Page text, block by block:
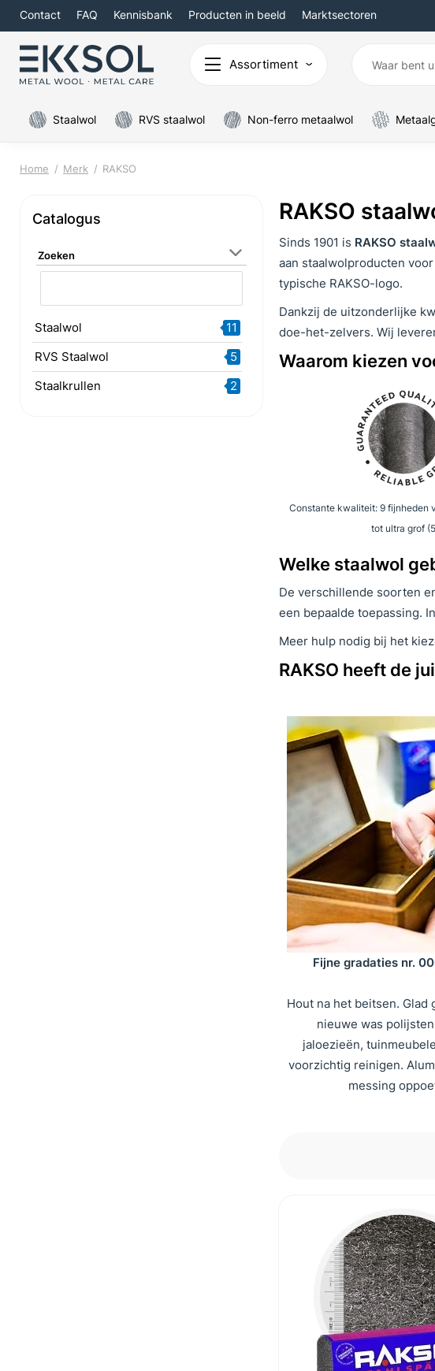
Contact FAQ Kennisbank Producten in beeld Marktsectoren
Assortiment
Staalwol RVS staalwol Non-ferro metaalwol
Home Merk RAKSO
Catalogus
Zoeken
Staalwol
11
RVS Staalwol
5
Staalkrullen
2
RAKSO
Sinds 1901 is RAKSO
aan staalwolproducten
typische RAKSO-logo.
Dankzij de uitzonderlijke
doe-het-zelvers. Wij
Waarom kiezen
Constante kwaliteit: 9 fijnheden
tot ultra grof
Welke staalwol
De verschillende soorten
een bepaalde toepassing.
Meer hulp nodig bij het
RAKSO heeft de
Fijne gradaties nr.
Hout na het beitsen. Glad
nieuwe was
jaloezieën,
voorzichtig reinigen.
messing